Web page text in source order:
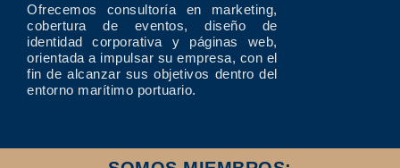
Ofrecemos consultoría en marketing,
cobertura de eventos, diseño de
identidad corporativa y páginas web,
orientada a impulsar su empresa, con el
fin de alcanzar sus objetivos dentro del
entorno marítimo portuario.